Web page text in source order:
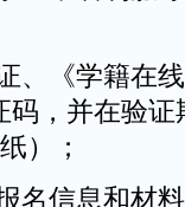
、《学籍在
，并在验
）；
名信息和材